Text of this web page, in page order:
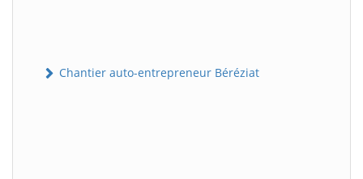
Chantier auto-entrepreneur Béréziat